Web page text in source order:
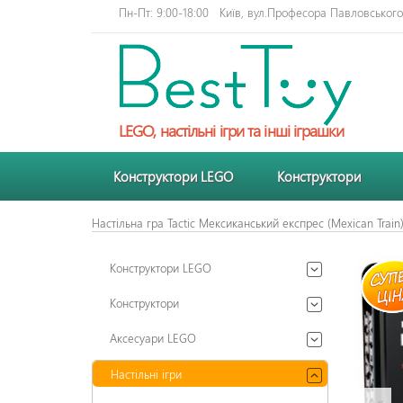
Пн-Пт: 9:00-18:00 Київ, вул.Професора
LEGO, настільні ігри та інші іграшки
Конструктори LEGO Конструктори
Настільна гра Tactic Мексиканський експрес (Mexican
Конструктори LEGO
Конструктори
Аксесуари LEGO
Настільні ігри